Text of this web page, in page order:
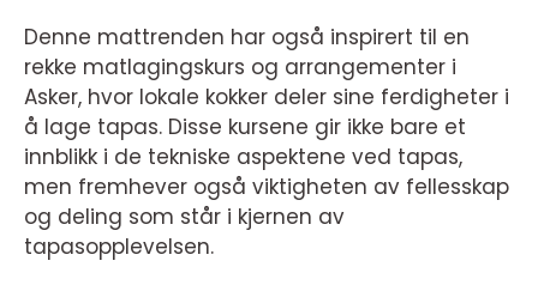
Denne mattrenden har også inspirert til en
rekke matlagingskurs og arrangementer i
Asker, hvor lokale kokker deler sine ferdigheter i
å lage tapas. Disse kursene gir ikke bare et
innblikk i de tekniske aspektene ved tapas,
men fremhever også viktigheten av fellesskap
og deling som står i kjernen av
tapasopplevelsen.